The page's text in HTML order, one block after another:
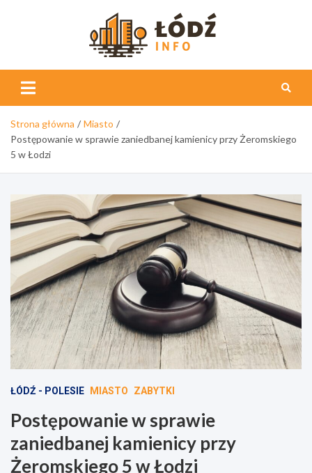
Info
Strona główna
Miasto
Postępowanie w sprawie zaniedbanej kamienicy przy Żeromskiego
5 w Łodzi
ŁÓDŹ - POLESIE MIASTO ZABYTKI
Postępowanie w sprawie
zaniedbanej kamienicy przy
Żeromskiego 5 w Łodzi